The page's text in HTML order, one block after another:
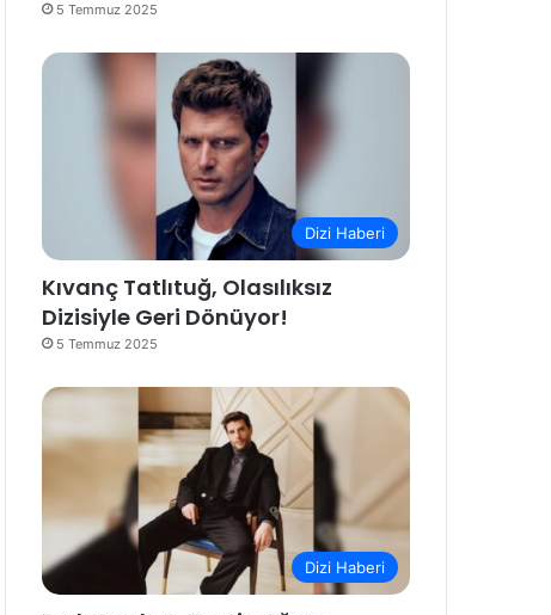
5 Temmuz 2025
Dizi Haberi
Kıvanç Tatlıtuğ, Olasılıksız
Dizisiyle Geri Dönüyor!
5 Temmuz 2025
Dizi Haberi